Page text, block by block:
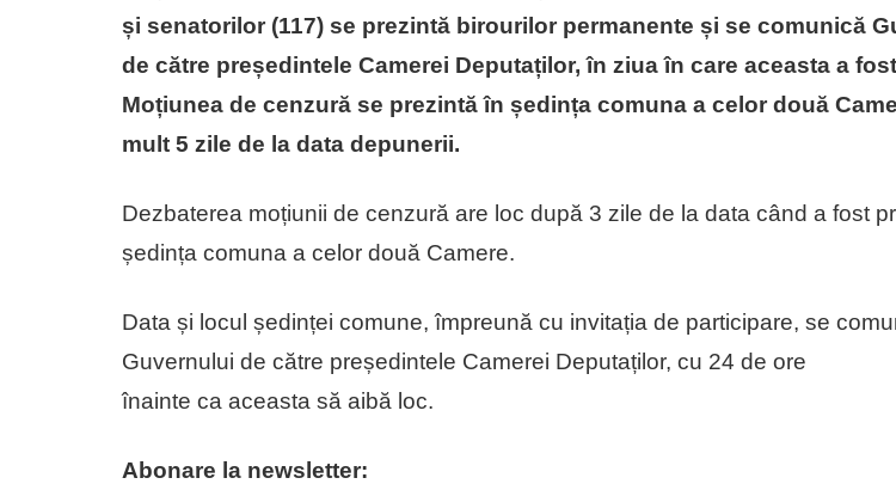
și senatorilor (117) se prezintă birourilor permanente și se comunică
de către președintele Camerei Deputaților, în ziua în care aceasta a
Moțiunea de cenzură se prezintă în ședința comuna a celor două
mult 5 zile de la data depunerii.
Dezbaterea moțiunii de cenzură are loc după 3 zile de la data când a fost
ședința comuna a celor două Camere.
Data și locul ședinței comune, împreună cu invitația de participare, se
Guvernului de către președintele Camerei Deputaților, cu 24 de ore
înainte ca aceasta să aibă loc.
Abonare la newsletter: